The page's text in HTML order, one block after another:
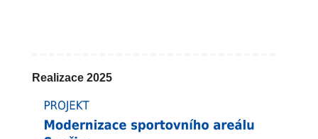
Realizace 2025